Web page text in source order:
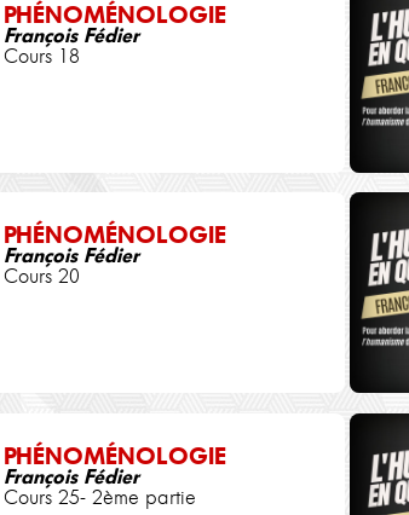
PHÉNOMÉNOLOGIE
François Fédier
Cours 18
PHÉNOMÉNOLOGIE
François Fédier
Cours 20
PHÉNOMÉNOLOGIE
François Fédier
Cours 25- 2ème partie